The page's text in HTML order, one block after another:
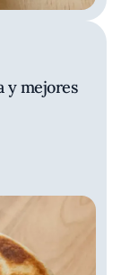
y mejores